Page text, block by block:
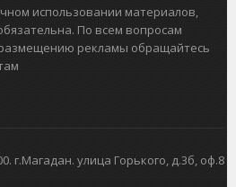
использовании материалов,
По всем вопросам
рекламы обращайтесь
г.Магадан. улица Горького, д.3б, оф.8